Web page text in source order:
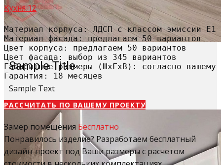
Sample Title
Sample Text
Кухня 12
Материал корпуса: ЛДСП с классом эмиссии Е1
Материал фасада: предлагаем 50 вариантов
Цвет корпуса: предлагаем 50 вариантов
Цвет фасада: выбор из 345 вариантов
Габаритные размеры (ШхГхВ): согласно вашему
Гарантия: 18 месяцев
РАССЧИТАТЬ​ ПО ВАШЕМУ ПРОЕКТУ
Замер помещения Бесплатно
Понравилось изделие? Разработаем бесплатный
дизайн-проект под Ваши размеры с расчетом